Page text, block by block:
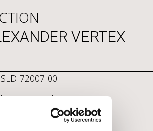
VERTEX
72007-00
Mahogany | Veneer
x Π. 97 x Υ. 81